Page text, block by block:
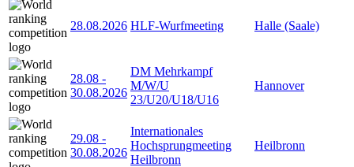
28.08.2026 HLF-Wurfmeeting Halle (Saale)
28.08 -
30.08.2026
DM Mehrkampf
M/W/U
23/U20/U18/U16
Hannover
29.08 -
30.08.2026
Internationales
Hochsprungmeeting
Heilbronn
Heilbronn